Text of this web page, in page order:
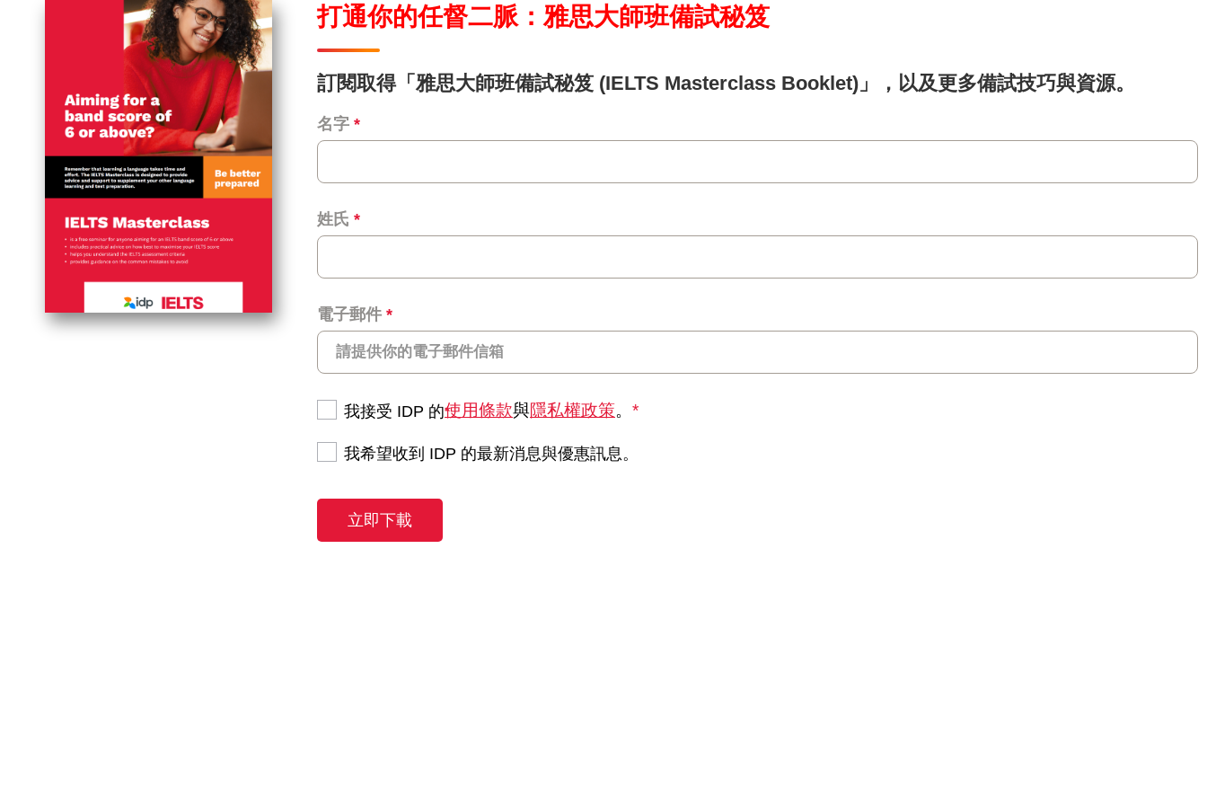
打通你的任督二脈：雅思大師班備試秘笈
訂閱取得「雅思大師班備試秘笈 (IELTS Masterclass Booklet)」，以及更多備試技巧與資源。
*
名字
*
姓氏
*
電子郵件
我接受 IDP 的使用條款與隱私權政策。 *
我希望收到 IDP 的最新消息與優惠訊息。
立即下載